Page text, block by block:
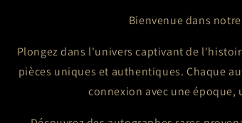
Bienvenue dans
Plongez dans l'univers captivant de
pièces uniques et authentiques. Chaque
connexion avec une